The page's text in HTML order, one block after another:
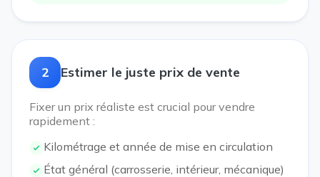
2 Estimer le juste prix de vente
Fixer un prix réaliste est crucial pour vendre
rapidement :
Kilométrage et année de mise en circulation
État général (carrosserie, intérieur, mécanique)